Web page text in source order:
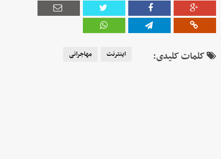
کلمات کلیدی: اینترنت مهاجرانی